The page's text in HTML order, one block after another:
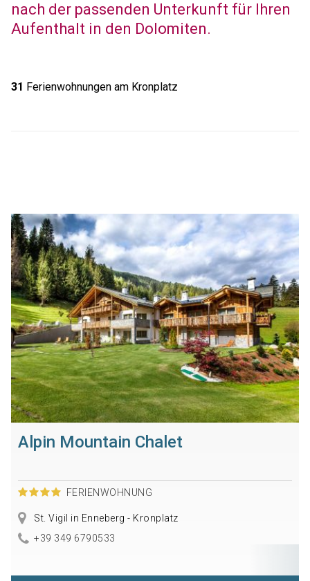
nach der passenden Unterkunft für Ihren
Aufenthalt in den Dolomiten.
31 Ferienwohnungen am Kronplatz
Alpin Mountain Chalet
FERIENWOHNUNG
St. Vigil in Enneberg - Kronplatz
+39 349 6790533